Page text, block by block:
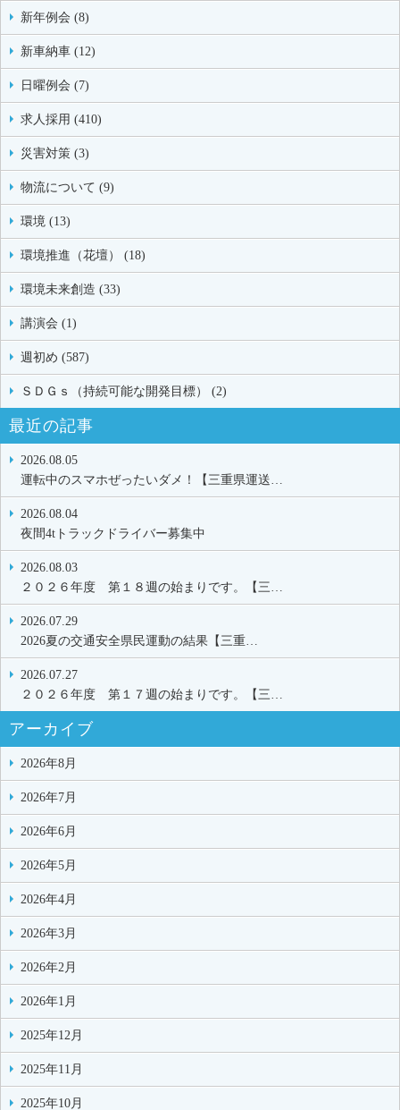
新年例会 (8)
新車納車 (12)
日曜例会 (7)
求人採用 (410)
災害対策 (3)
物流について (9)
環境 (13)
環境推進（花壇） (18)
環境未来創造 (33)
講演会 (1)
週初め (587)
ＳＤＧｓ（持続可能な開発目標） (2)
最近の記事
2026.08.05
運転中のスマホぜったいダメ！【三重県運送…
2026.08.04
夜間4tトラックドライバー募集中
2026.08.03
２０２６年度 第１８週の始まりです。【三…
2026.07.29
2026夏の交通安全県民運動の結果【三重…
2026.07.27
２０２６年度 第１７週の始まりです。【三…
アーカイブ
2026年8月
2026年7月
2026年6月
2026年5月
2026年4月
2026年3月
2026年2月
2026年1月
2025年12月
2025年11月
2025年10月